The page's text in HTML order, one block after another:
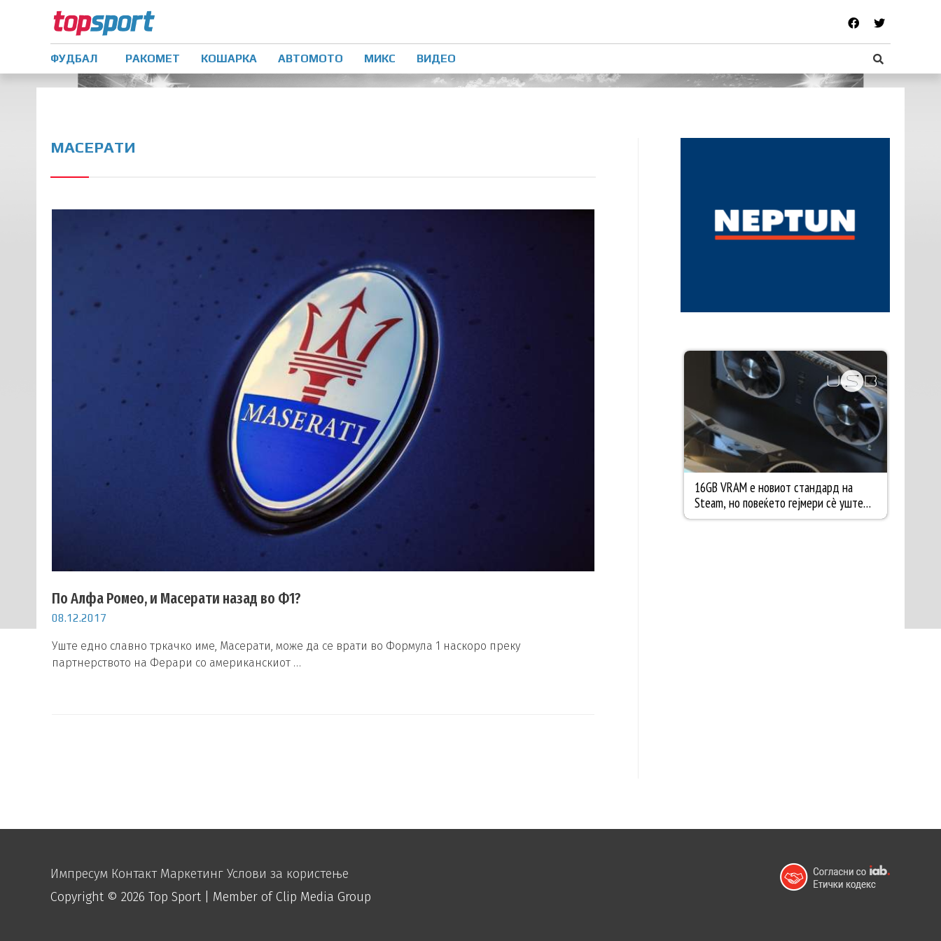
ФУДБАЛ РАКОМЕТ КОШАРКА АВТОМОТО МИКС ВИДЕО
МАСЕРАТИ
По Алфа Ромео, и Масерати назад во Ф1?
08.12.2017
Уште едно славно тркачко име, Масерати, може да се врати во Формула 1 наскоро преку
партнерството на Ферари со американскиот …
Импресум Контакт Маркетинг Услови за користење
Copyright © 2026 Top Sport | Member of Clip Media Group